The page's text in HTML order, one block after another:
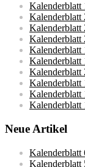
Kalenderblatt
Kalenderblatt
Kalenderblatt
Kalenderblatt
Kalenderblatt
Kalenderblatt
Kalenderblatt
Kalenderblatt
Kalenderblatt
Kalenderblatt
Neue Artikel
Kalenderblatt
Kalenderblatt